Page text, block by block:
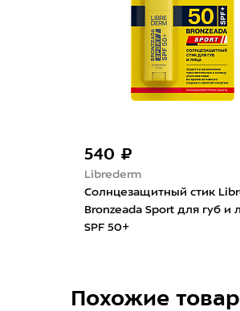
стик Librederm
Поясная сумка
Fast Black
Похожие